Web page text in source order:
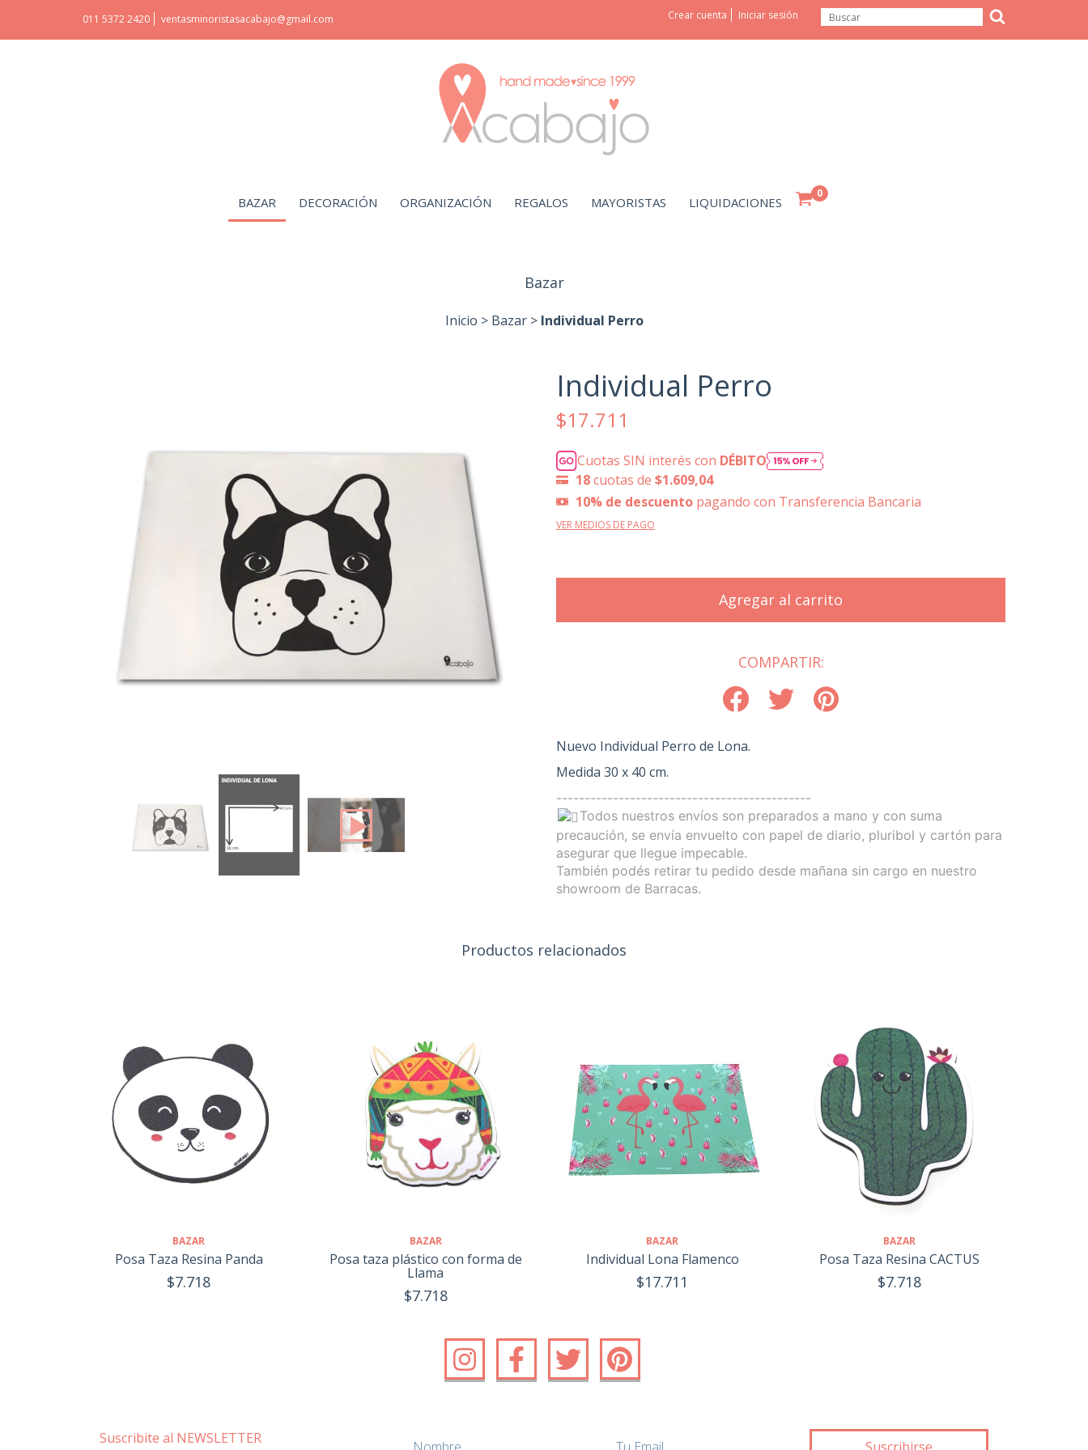
011 5372 2420 ventasminoristasacabajo@gmail.com Crear cuenta Iniciar sesión
BAZAR DECORACIÓN ORGANIZACIÓN REGALOS MAYORISTAS LIQUIDACIONES
0
Bazar
Inicio > Bazar > Individual Perro
Individual Perro
$17.711
Cuotas SIN interés con DÉBITO
18cuotas de $1.609,04
10% de descuento pagando con Transferencia Bancaria
VER MEDIOS DE PAGO
COMPARTIR:
Nuevo Individual Perro de Lona.
Medida 30 x 40 cm.
---------------------------------------------
Todos nuestros envíos son preparados a mano y con suma
precaución, se envía envuelto con papel de diario, pluribol y cartón para
asegurar que llegue impecable.
También podés retirar tu pedido desde mañana sin cargo en nuestro
showroom de Barracas.
Productos relacionados
BAZAR
Posa Taza Resina Panda
$7.718
BAZAR
Posa taza plástico con forma de
Llama
$7.718
BAZAR
Individual Lona Flamenco
$17.711
BAZAR
Posa Taza Resina CACTUS
$7.718
Suscribite al NEWSLETTER